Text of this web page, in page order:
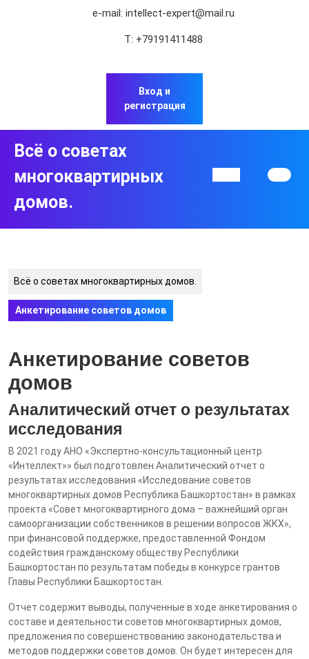
e-mail:intellect-expert@mail.ru
Т: +79191411488
Вход и
регистрация
Всё о советах
многоквартирных
домов.
Кнопка
Всё о советах многоквартирных домов.
Анкетирование советов домов
Анкетирование советов
домов
Аналитический отчет о результатах
исследования
В 2021 году АНО «Экспертно-консультационный центр
«Интеллект»» был подготовлен Аналитический отчет о
результатах исследования «Исследование советов
многоквартирных домов Республика Башкортостан» в рамках
проекта «Совет многоквартирного дома – важнейший орган
самоорганизации собственников в решении вопросов ЖКХ»,
при финансовой поддержке, предоставленной Фондом
содействия гражданскому обществу Республики
Башкортостан по результатам победы в конкурсе грантов
Главы Республики Башкортостан.
Отчет содержит выводы, полученные в ходе анкетирования о
составе и деятельности советов многоквартирных домов,
предложения по совершенствованию законодательства и
методов поддержки советов домов. Он будет интересен для